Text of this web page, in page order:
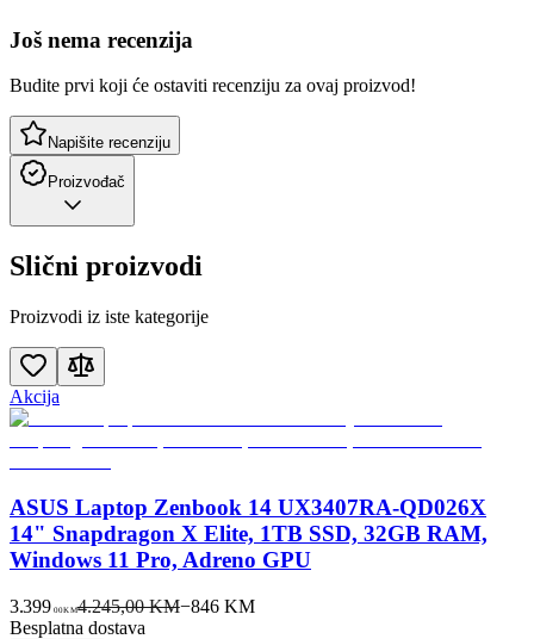
Još nema recenzija
Budite prvi koji će ostaviti recenziju za ovaj proizvod!
Napišite recenziju
Proizvođač
Slični proizvodi
Proizvodi iz iste kategorije
Akcija
ASUS Laptop Zenbook 14 UX3407RA-QD026X
14" Snapdragon X Elite, 1TB SSD, 32GB RAM,
Windows 11 Pro, Adreno GPU
3.399 00KM4.245,00 KM−846KM
Besplatna dostava